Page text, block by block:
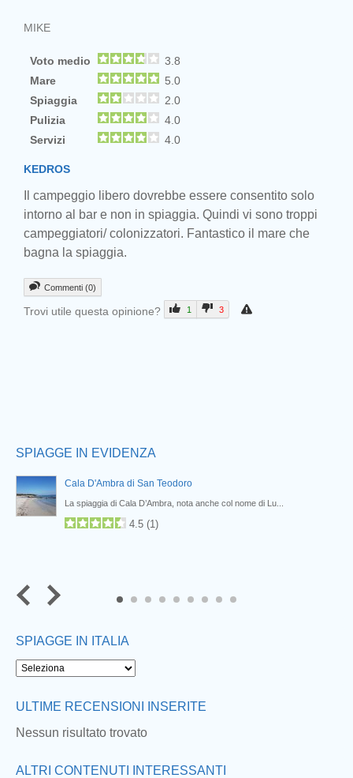
MIKE
Voto medio
3.8
Mare
5.0
Spiaggia
2.0
Pulizia
4.0
Servizi
4.0
KEDROS
Il campeggio libero dovrebbe essere consentito solo
intorno al bar e non in spiaggia. Quindi vi sono troppi
campeggiatori/ colonizzatori. Fantastico il mare che
bagna la spiaggia.
Commenti (0)
Trovi utile questa opinione? 1 3
SPIAGGE IN EVIDENZA
Cala D'Ambra di San Teodoro
La spiaggia di Cala D’Ambra, nota anche col nome di Lu...
4.5 (1)
8
SPIAGGE IN ITALIA
ULTIME RECENSIONI INSERITE
Nessun risultato trovato
ALTRI CONTENUTI INTERESSANTI